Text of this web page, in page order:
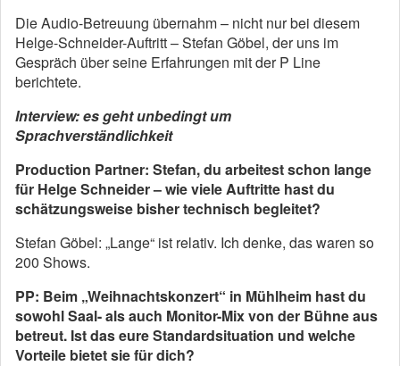
Die Audio-Betreuung übernahm – nicht nur bei diesem
Helge-Schneider-Auftritt – Stefan Göbel, der uns im
Gespräch über seine Erfahrungen mit der P Line
berichtete.
Interview: es geht unbedingt um
Sprachverständlichkeit
Production Partner: Stefan, du arbeitest schon lange
für Helge Schneider – wie viele Auftritte hast du
schätzungsweise bisher technisch begleitet?
Stefan Göbel: „Lange“ ist relativ. Ich denke, das waren so
200 Shows.
PP: Beim „Weihnachtskonzert“ in Mühlheim hast du
sowohl Saal- als auch Monitor-Mix von der Bühne aus
betreut. Ist das eure Standardsituation und welche
Vorteile bietet sie für dich?